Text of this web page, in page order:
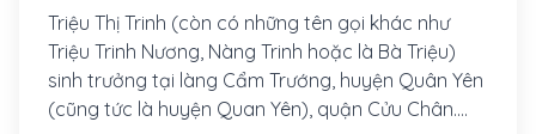
Triệu Thị Trinh (còn có những tên gọi khác như
Triệu Trinh Nương, Nàng Trinh hoặc là Bà Triệu)
sinh trưởng tại làng Cẩm Trướng, huyện Quân Yên
(cũng tức là huyện Quan Yên), quận Cửu Chân.